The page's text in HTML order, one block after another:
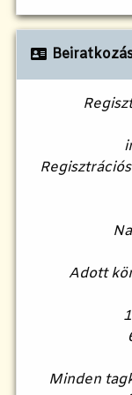
Adott
Minden